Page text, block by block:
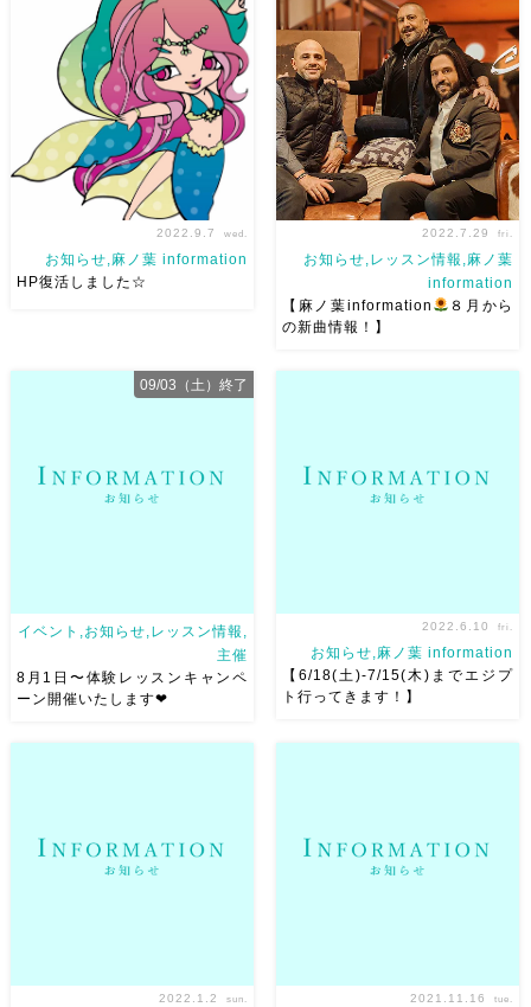
催❤︎冬の運動不足解消に！ そし
て、ベリーダンスをしている生
徒さんはどんどん華が増してい
きます♪ ただ、痩せるだけじゃ
ない楽しく踊って体を整えて
表会にしましょう♪ 今回は出な
いよーって言う人は是非応援に
来てくださいね♪ 難しい人は配
信もあります❤︎ ステージで輝く
みんなを見てほしいです
[…]
トリエ麻ノ葉です長らくHPが
メンテナンス中でしたが、やっ
アの方々が復旧してくださいま
した（感謝） ただ、バックア
2022.9.7 wed.
お知らせ,麻ノ葉 information
HP復活しました☆
向けクラス↓
・入門クラ […]
2022.7.29 fri.
お知らせ,レッスン情報,麻ノ葉
information
【麻ノ葉information
８月から
の新曲情報！】
と みんなと同じペースでじっ
くりゆっくり始められるのでお
イベント,お知らせ,レッスン情報,
主催
8月1日〜体験レッスンキャンペ
ーン開催いたします❤︎
09/03（土）終了
ますので、ベリーダンス始めよ
うと持っている方は是非❤︎
2022.6.10 fri.
お知らせ,麻ノ葉 information
【6/18(土)-7/15(木)までエジプ
ト行ってきます！】
2022.1.2 sun. 2021.11.16 tue.